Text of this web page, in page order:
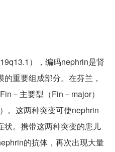
），编码nephrin是肾
重要组成部分。在芬兰，
－主要型（Fin－major）
。这两种突变可使nephrin
状。携带这两种突变的患儿
的抗体，再次出现大量